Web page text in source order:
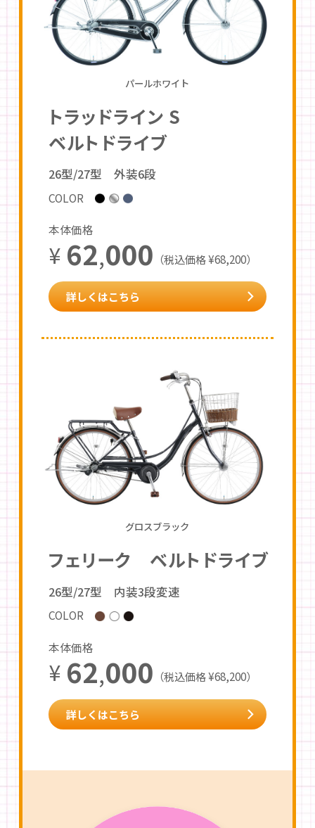
パールホワイト
トラッドライン S
ベルトドライブ
26型/27型 外装6段
COLOR
本体価格
¥ 62,000 （税込価格 ¥68,200）
詳しくはこちら
グロスブラック
フェリーク ベルトドライブ
26型/27型 内装3段変速
COLOR
本体価格
¥ 62,000 （税込価格 ¥68,200）
詳しくはこちら